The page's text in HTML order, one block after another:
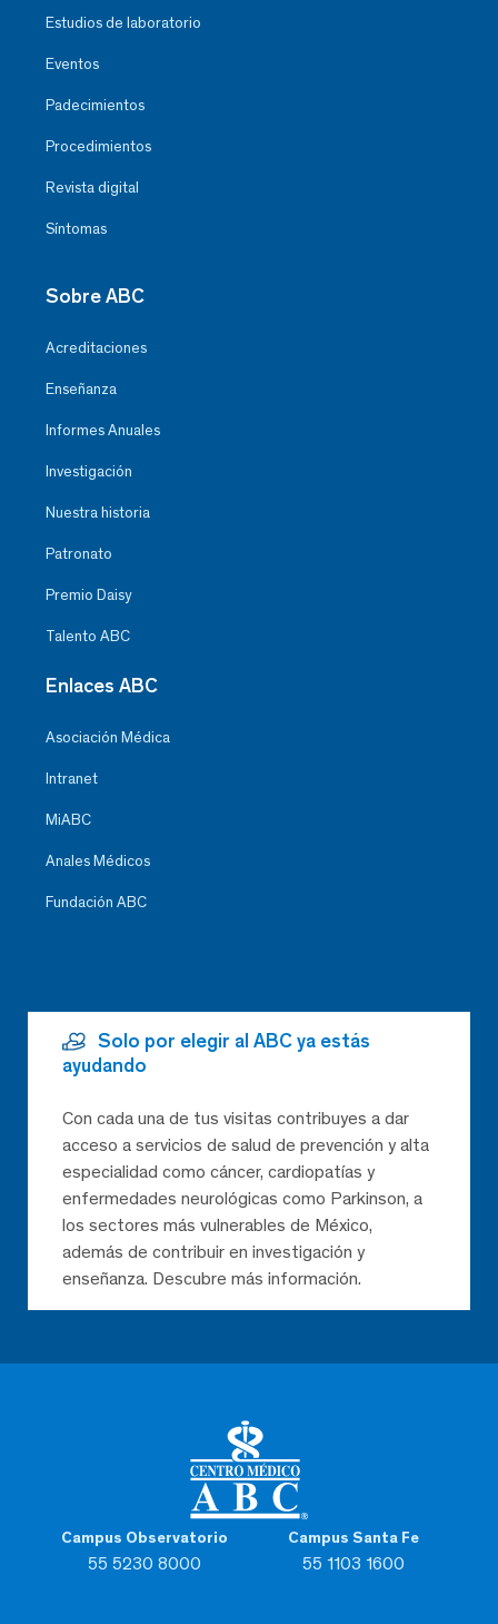
Campus Observatorio
55 5230 8000
Campus Santa Fe
55 1103 1600
Estudios de laboratorio
Eventos
Padecimientos
Procedimientos
Revista digital
Síntomas
Sobre ABC
Acreditaciones
Enseñanza
Informes Anuales
Investigación
Nuestra historia
Patronato
Premio Daisy
Talento ABC
Enlaces ABC
Asociación Médica
Intranet
MiABC
Anales Médicos
Fundación ABC
Solo por elegir al ABC ya estás
ayudando
Con cada una de tus visitas contribuyes a dar
acceso a servicios de salud de prevención y alta
especialidad como cáncer, cardiopatías y
enfermedades neurológicas como Parkinson, a
los sectores más vulnerables de México,
además de contribuir en investigación y
enseñanza. Descubre más información.